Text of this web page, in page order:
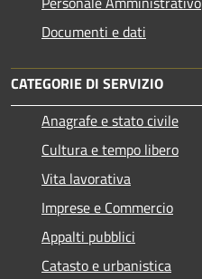
Documenti e dati
CATEGORIE DI SERVIZIO
Anagrafe e stato civile
Cultura e tempo libero
Vita lavorativa
Imprese e Commercio
Appalti pubblici
Catasto e urbanistica